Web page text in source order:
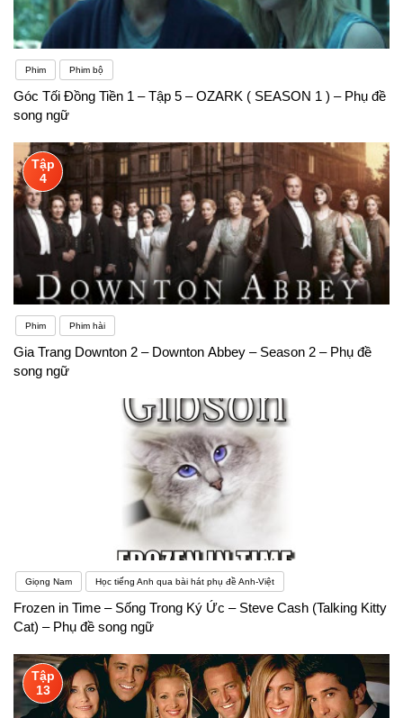
Phim Phim bộ
Góc Tối Đồng Tiền 1 – Tập 5 – OZARK ( SEASON 1 ) – Phụ đề
song ngữ
Tập
4
Phim Phim hài
Gia Trang Downton 2 – Downton Abbey – Season 2 – Phụ đề
song ngữ
Giọng Nam Học tiếng Anh qua bài hát phụ đề Anh-Việt
Frozen in Time – Sống Trong Ký Ức – Steve Cash (Talking Kitty
Cat) – Phụ đề song ngữ
Tập
13